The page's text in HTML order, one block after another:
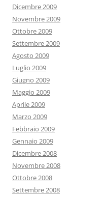
Dicembre 2009
Novembre 2009
Ottobre 2009
Settembre 2009
Agosto 2009
Luglio 2009
Giugno 2009
Maggio 2009
Aprile 2009
Marzo 2009
Febbraio 2009
Gennaio 2009
Dicembre 2008
Novembre 2008
Ottobre 2008
Settembre 2008